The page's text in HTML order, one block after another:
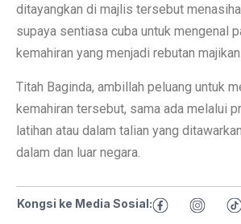
ditayangkan di majlis tersebut
supaya sentiasa cuba untuk mengenal
kemahiran yang menjadi rebutan majikan.
Titah Baginda, ambillah peluang untuk
kemahiran tersebut, sama ada melalui
latihan atau dalam talian yang
dalam dan luar negara.
Kongsi ke Media Sosial: